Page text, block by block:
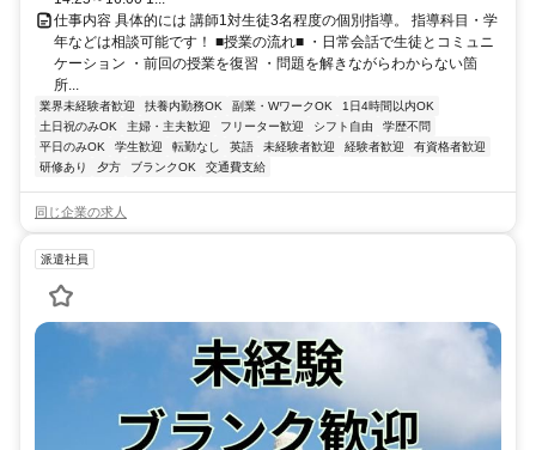
仕事内容 具体的には 講師1対生徒3名程度の個別指導。 指導科目・学
年などは相談可能です！ ■授業の流れ■ ・日常会話で生徒とコミュニ
ケーション ・前回の授業を復習 ・問題を解きながらわからない箇
所...
業界未経験者歓迎 扶養内勤務OK 副業・WワークOK
1日4時間以内OK
土日祝のみOK
主婦・主夫歓迎 フリーター歓迎 シフト自由
学歴不問
平日のみOK
学生歓迎 転勤なし 英語 未経験者歓迎 経験者歓迎
有資格者歓迎
研修あり
夕方 ブランクOK 交通費支給
同じ企業の求人
派遣社員